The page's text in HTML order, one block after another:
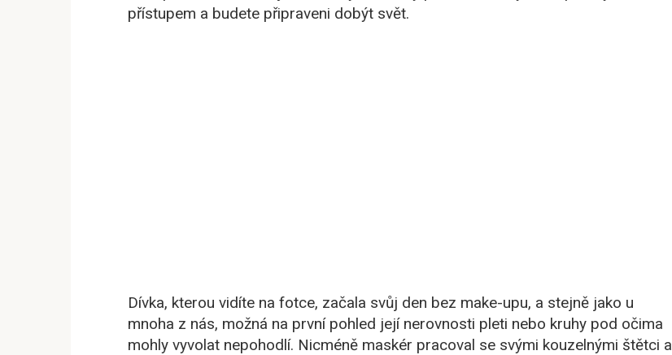
přístupem a budete připraveni dobýt svět.
Dívka, kterou vidíte na fotce, začala svůj den bez make-upu, a stejně jako u
mnoha z nás, možná na první pohled její nerovnosti pleti nebo kruhy pod očima
mohly vyvolat nepohodlí. Nicméně maskér pracoval se svými kouzelnými štětci a